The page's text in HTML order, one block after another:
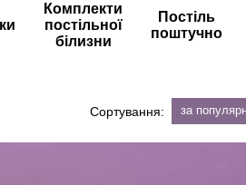
Комплекти
постільної
білизни
Постіль
поштучно
Сортування: за